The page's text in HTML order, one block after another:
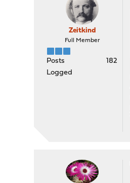
Zeitkind
Full Member
Posts
182
Logged